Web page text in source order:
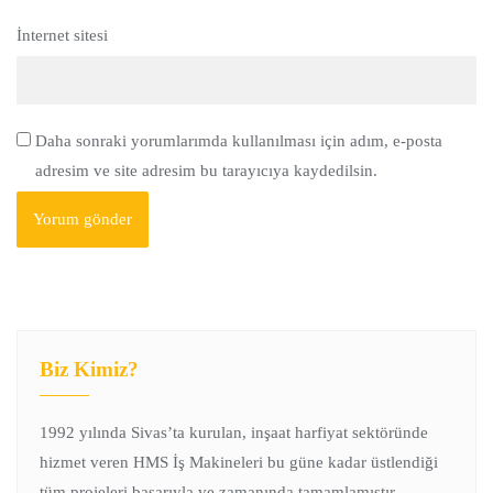
İnternet sitesi
Daha sonraki yorumlarımda kullanılması için adım, e-posta
adresim ve site adresim bu tarayıcıya kaydedilsin.
Biz Kimiz?
1992 yılında Sivas’ta kurulan, inşaat harfiyat sektöründe
hizmet veren HMS İş Makineleri bu güne kadar üstlendiği